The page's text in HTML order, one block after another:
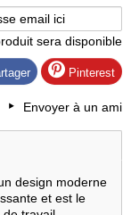
sera disponible
Pinterest
Envoyer à un ami
design moderne
et est le